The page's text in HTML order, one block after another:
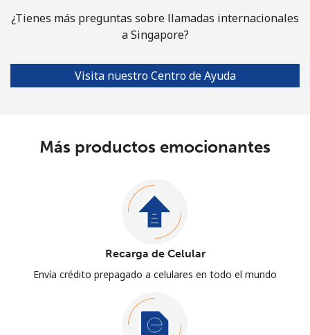
¿Tienes más preguntas sobre llamadas internacionales
a Singapore?
Visita nuestro Centro de Ayuda
Más productos emocionantes
Recarga de Celular
Envía crédito prepagado a celulares en todo el mundo